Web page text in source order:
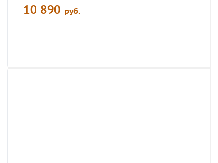
10 890 руб.